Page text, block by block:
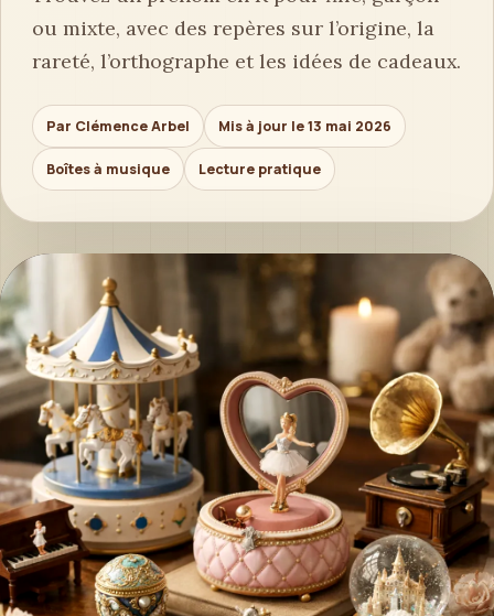
ou mixte, avec des repères sur l’origine, la
rareté, l’orthographe et les idées de cadeaux.
Par Clémence Arbel Mis à jour le 13 mai 2026
Boîtes à musique Lecture pratique